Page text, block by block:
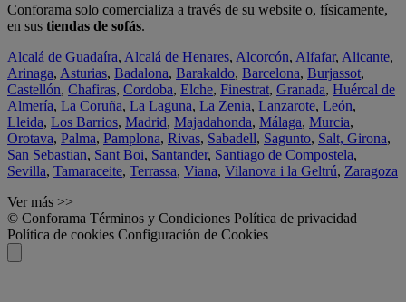
Conforama solo comercializa a través de su website o, físicamente,
en sus tiendas de sofás.
Alcalá de Guadaíra, Alcalá de Henares, Alcorcón, Alfafar, Alicante,
Arinaga, Asturias, Badalona, Barakaldo, Barcelona, Burjassot,
Castellón, Chafiras, Cordoba, Elche, Finestrat, Granada, Huércal de
Almería, La Coruña, La Laguna, La Zenia, Lanzarote, León,
Lleida, Los Barrios, Madrid, Majadahonda, Málaga, Murcia,
Orotava, Palma, Pamplona, Rivas, Sabadell, Sagunto, Salt, Girona,
San Sebastian, Sant Boi, Santander, Santiago de Compostela,
Sevilla, Tamaraceite, Terrassa, Viana, Vilanova i la Geltrú, Zaragoza
Ver más >>
© Conforama Términos y Condiciones Política de privacidad
Política de cookies Configuración de Cookies